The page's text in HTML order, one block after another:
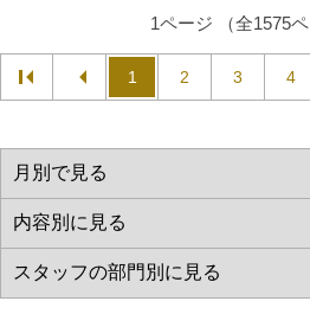
1ページ （全1575ペ
1 2 3 4